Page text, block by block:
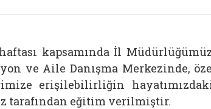
kapsamında İl
ve Aile Danışma Merkezinde,
erişilebilirliğin
tarafından eğitim verilmiştir.